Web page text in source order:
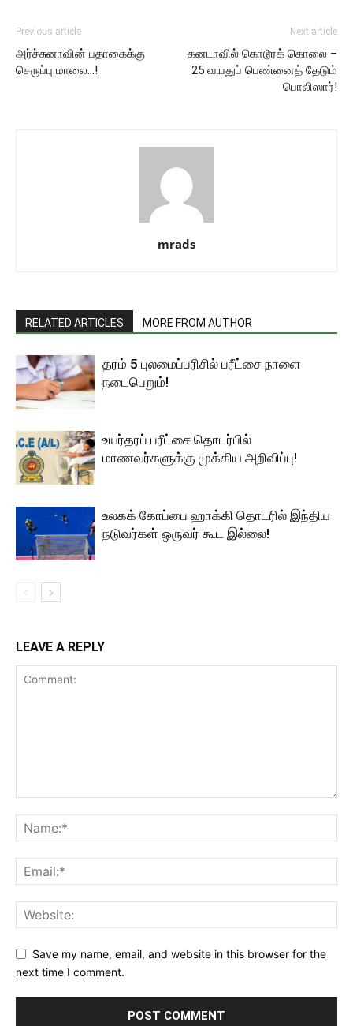
Previous article
அர்ச்சுனாவின் பதாகைக்கு
செருப்பு மாலை…!
Next article
கனடாவில் கொடூரக் கொலை –
25 வயதுப் பெண்னைத் தேடும்
பொலிஸார்!
mrads
RELATED ARTICLES MORE FROM AUTHOR
தரம் 5 புலமைப்பரிசில் பரீட்சை நாளை
நடைபெறும்!
உயர்தரப் பரீட்சை தொடர்பில்
மாணவர்களுக்கு முக்கிய அறிவிப்பு!
உலகக் கோப்பை ஹாக்கி தொடரில் இந்திய
நடுவர்கள் ஒருவர் கூட இல்லை!
LEAVE A REPLY
Save my name, email, and website in this browser for the
next time I comment.